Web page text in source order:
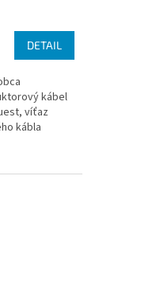
DETAIL
kábel
víťaz
kábla